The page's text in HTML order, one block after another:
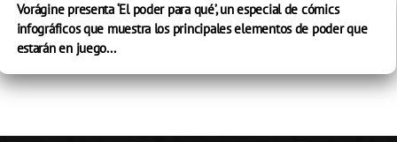
Vorágine presenta ‘El poder para qué’, un especial de cómics
infográficos que muestra los principales elementos de poder que
estarán en juego...